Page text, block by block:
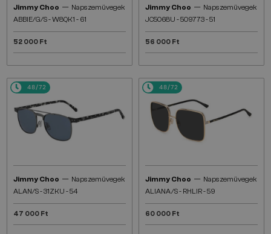
Jimmy Choo — Napszemüvegek
ABBIE/G/S - W8QK1 - 61
52 000 Ft
Jimmy Choo — Napszemüvegek
JC5068U - 509773 - 51
56 000 Ft
48/72
Jimmy Choo — Napszemüvegek
ALAN/S - 31ZKU - 54
47 000 Ft
48/72
Jimmy Choo — Napszemüvegek
ALIANA/S - RHLIR - 59
60 000 Ft